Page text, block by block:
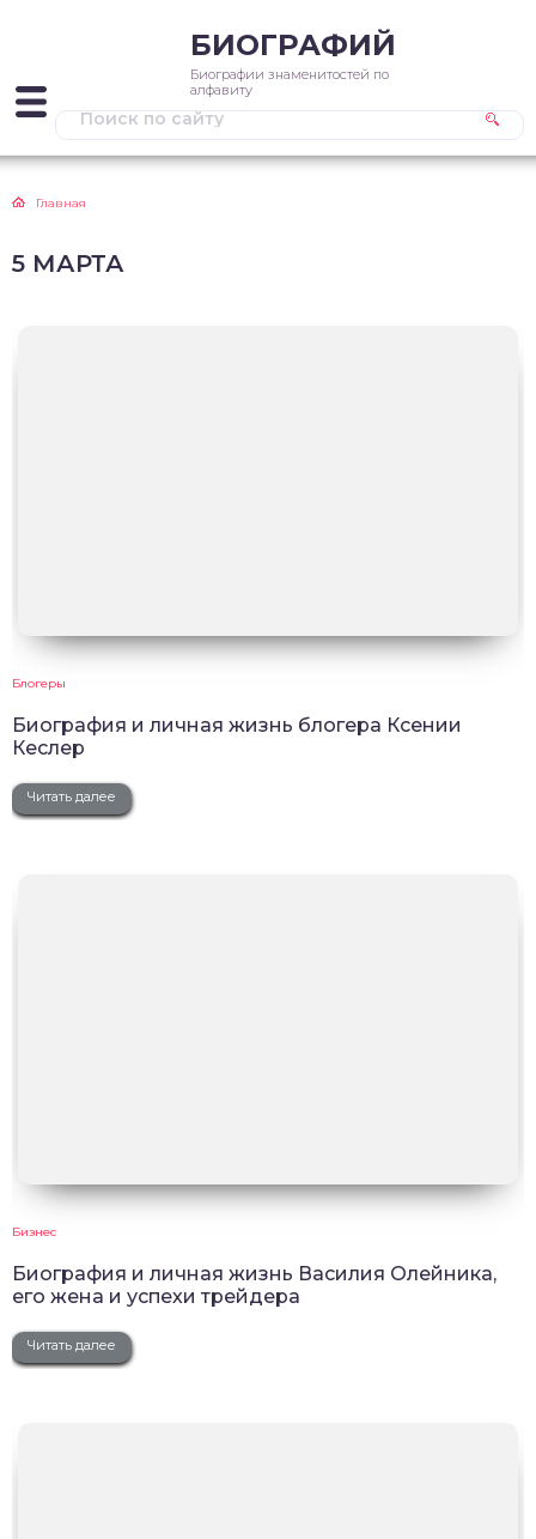
БИОГРАФИЙ
Биографии знаменитостей по
алфавиту
Главная
5 МАРТА
Блогеры
Биография и личная жизнь блогера Ксении
Кеслер
Читать далее
Бизнес
Биография и личная жизнь Василия Олейника,
его жена и успехи трейдера
Читать далее